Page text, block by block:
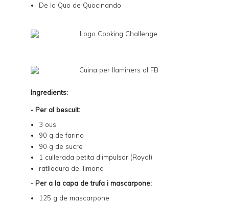
De la Quo de Quocinando
Ingredients:
- Per al bescuit:
3 ous
90 g de farina
90 g de sucre
1 cullerada petita d'impulsor (Royal)
ratlladura de llimona
- Per a la capa de trufa i mascarpone:
125 g de mascarpone